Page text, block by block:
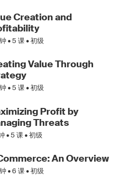
Creation and
•5 课 • 初级
Value Through
•5 课 • 初级
Profit by
Threats
•5 课 • 初级
An Overview
•6 课 • 初级